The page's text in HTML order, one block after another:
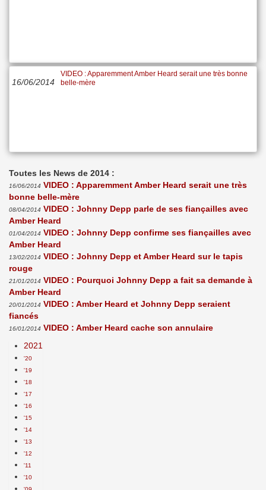
16/06/2014
VIDEO : Apparemment Amber Heard serait une très bonne
belle-mère
Toutes les News de 2014 :
16/06/2014 VIDEO : Apparemment Amber Heard serait une très
bonne belle-mère
08/04/2014 VIDEO : Johnny Depp parle de ses fiançailles avec
Amber Heard
01/04/2014 VIDEO : Johnny Depp confirme ses fiançailles avec
Amber Heard
13/02/2014 VIDEO : Johnny Depp et Amber Heard sur le tapis
rouge
21/01/2014 VIDEO : Pourquoi Johnny Depp a fait sa demande à
Amber Heard
20/01/2014 VIDEO : Amber Heard et Johnny Depp seraient
fiancés
16/01/2014 VIDEO : Amber Heard cache son annulaire
2021
'20
'19
'18
'17
'16
'15
'14
'13
'12
'11
'10